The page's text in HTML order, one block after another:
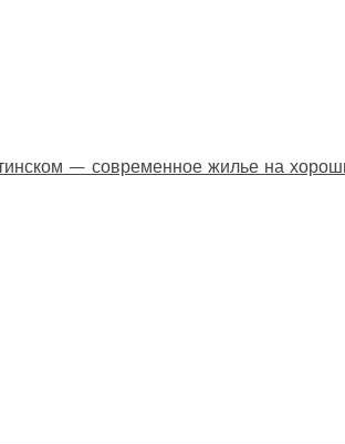
— современное жилье на